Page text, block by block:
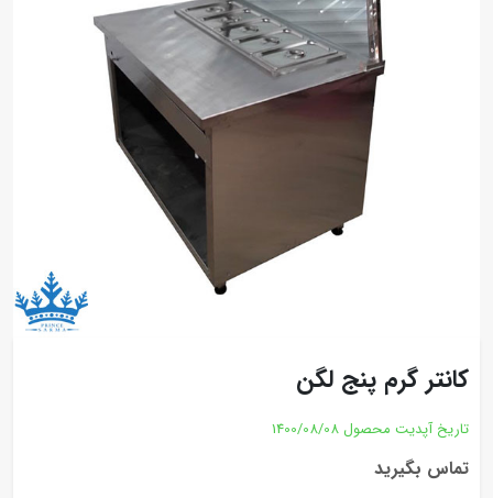
کانتر گرم پنج لگن
تاریخ آپدیت محصول 1400/08/08
تماس بگیرید